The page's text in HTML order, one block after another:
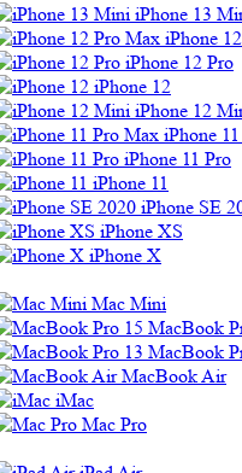
iPhone 13
iPhone
iPhone 12 Pro
iPhone 12
iPhone 12
iPhone
iPhone 11 Pro
iPhone 11
iPhone SE
iPhone XS
iPhone X
Mac Mini
MacBook
MacBook
MacBook Air
iMac
Mac Pro